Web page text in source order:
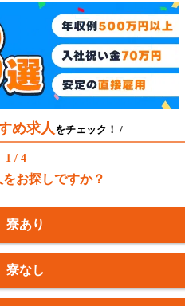
め求人をチェック！ /
1 / 4
お探しですか？
寮あり
寮なし